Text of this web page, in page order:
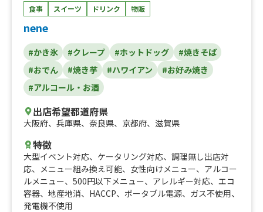
食事 スイーツ ドリンク 物販
nene
#かき氷 #クレープ #ホットドッグ
#焼きそば
#おでん
#焼き芋 #ハワイアン
#お好み焼き
#アルコール・お酒
出店希望都道府県
大阪府、 兵庫県、 奈良県、 京都府、 滋賀県
特徴
大型イベント対応、 ケータリング対応、 調理無し出店対
応、 メニュー組み換え可能、 女性向けメニュー、 アルコー
ルメニュー、 500円以下メニュー、 アレルギー対応、 エコ
容器、 地産地消、 HACCP、 ポータブル電源、 ガス不使用、
発電機不使用